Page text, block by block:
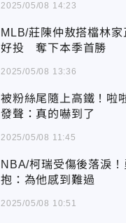
2025/05/08 14:23
MLB/莊陳仲敖搭檔林
好投 奪下本季首勝
2025/05/08 13:36
被粉絲尾隨上高鐵！啦
發聲：真的嚇到了
2025/05/08 11:45
NBA/柯瑞受傷後落淚
抱：為他感到難過
2025/05/08 10:51